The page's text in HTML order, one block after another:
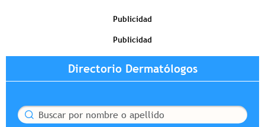
Publicidad
Publicidad
Directorio Dermatólogos
Buscar